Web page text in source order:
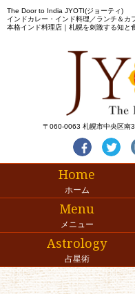
The Door to India JYOTI(ジョーティ)
インドカレー・インド料理／ランチ＆カ
本格インド料理店｜札幌を刺激する知と
〒060-0063 札幌市中央区南
Home
ホーム
Menu
メニュー
Astrology
占星術